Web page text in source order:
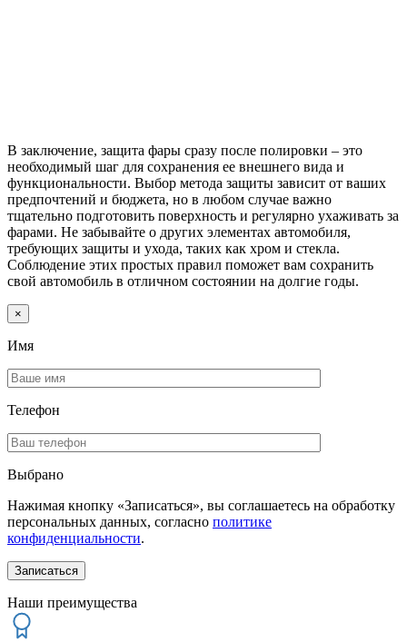
В заключение, защита фары сразу после полировки – это
необходимый шаг для сохранения ее внешнего вида и
функциональности. Выбор метода защиты зависит от ваших
предпочтений и бюджета, но в любом случае важно
тщательно подготовить поверхность и регулярно ухаживать за
фарами. Не забывайте о других элементах автомобиля,
требующих защиты и ухода, таких как хром и стекла.
Соблюдение этих простых правил поможет вам сохранить
свой автомобиль в отличном состоянии на долгие годы.
×
Имя
Телефон
Выбрано
Нажимая кнопку «Записаться», вы соглашаетесь на обработку
персональных данных, согласно политике
конфиденциальности.
Наши преимущества